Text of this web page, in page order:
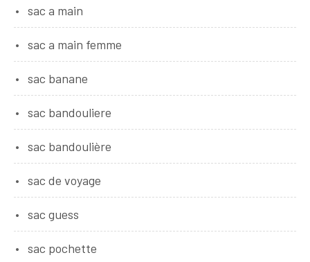
sac a main
sac a main femme
sac banane
sac bandouliere
sac bandoulière
sac de voyage
sac guess
sac pochette